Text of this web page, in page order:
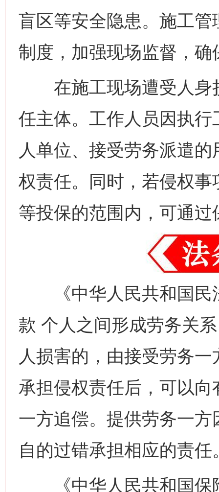
盲区等安全隐患。施工
制度，加强现场监督，
在施工现场遭受人身
任主体。工作人员因执
人单位、接受劳务派遣
权责任。同时，若侵权
等投保的范围内，可通
《中华人民共和国民
款 个人之间形成劳务关
人损害的，由接受劳务
承担侵权责任后，可以
一方追偿。提供劳务一
自的过错承担相应的责任
《中华人民共和国保